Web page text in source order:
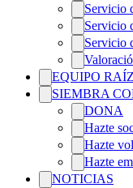
Servicio
Servicio
Servicio
EQUIPO RAÍZ
SIEMBRA
DONA
Hazte
Hazte
Hazte
NOTICIAS